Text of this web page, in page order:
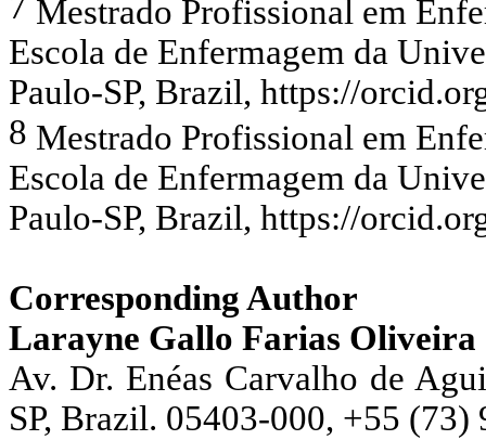
Mestrado Profissional em
Escola de Enfermagem da
Paulo-SP, Brazil, https://
8 Mestrado Profissional em
Escola de Enfermagem da
Paulo-SP, Brazil, https://
Corresponding Author
Larayne Gallo Farias Oliveira
Av. Dr. Enéas Carvalho de
SP, Brazil. 05403-000, +55